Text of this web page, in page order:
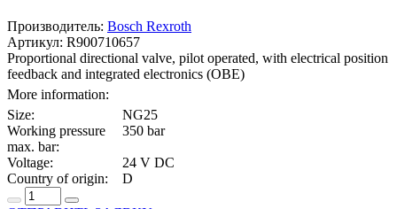
Производитель: Bosch Rexroth
Артикул: R900710657
Proportional directional valve, pilot operated, with electrical position
feedback and integrated electronics (OBE)
More information:
Size:
NG25
Working pressure
max. bar:
350 bar
Voltage:
24 V DC
Country of origin:
D